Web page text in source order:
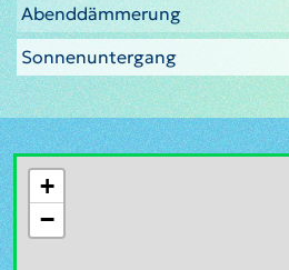
Abenddämmerung
Sonnenuntergang
+
−